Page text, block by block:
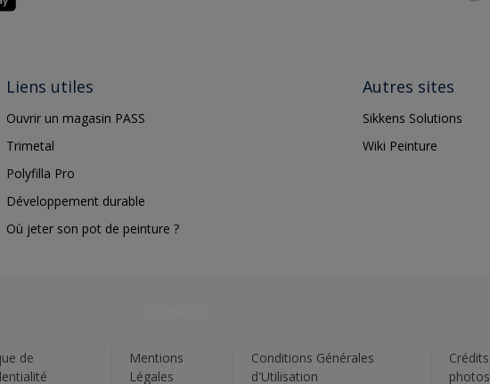
Liens utiles
Ouvrir un magasin PASS
Trimetal
Polyfilla Pro
Développement durable
Où jeter son pot de peinture ?
Autres sites
Sikkens Solutions
Wiki Peinture
de
Mentions
Légales
Conditions Générales
d'Utilisation
Crédits
photos